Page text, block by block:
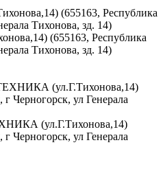
(655163, Республика
Тихонова, зд. 14)
(ул.Г.Тихонова,14)
Черногорск, ул Генерала